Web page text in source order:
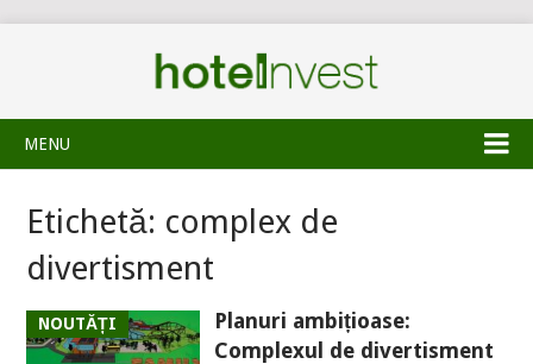
MENU
Etichetă: complex de
divertisment
NOUTĂȚI
Planuri ambițioase:
Complexul de divertisment